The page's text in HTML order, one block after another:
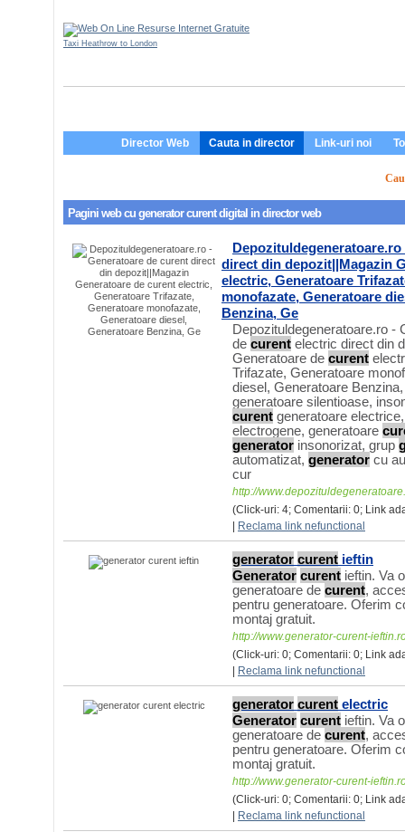
Taxi Heathrow to London
Director Web Cauta in director Link-uri noi
Pagini web cu generator curent digital in director web
direct din depozit||Magazin
electric, Generatoare
monofazate, Generatoare
Benzina, Ge
Depozituldegeneratoare.ro -
de curent electric direct din
Generatoare de curent
Trifazate, Generatoare
diesel, Generatoare
generatoare silentioase,
curent generatoare
electrogene, generatoare
generator insonorizat, grup
automatizat, generator cu
cur
http://
(Click-uri: 4; Comentarii: 0; Link
Reclama link nefunctional
generator curent ieftin
Generator curent ieftin. Va
generatoare de curent,
pentru generatoare. Oferim
montaj gratuit.
http://www.generator-curent-
(Click-uri: 0; Comentarii: 0; Link
Reclama link nefunctional
generator curent electric
Generator curent ieftin. Va
generatoare de curent,
pentru generatoare. Oferim
montaj gratuit.
http://www.generator-curent-
(Click-uri: 0; Comentarii: 0; Link
Reclama link nefunctional